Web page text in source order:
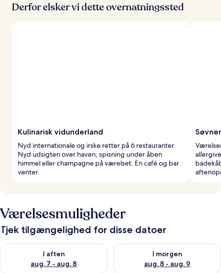
Derfor elsker vi dette overnatningssted
Kulinarisk vidunderland
Nyd internationale og irske retter på 6 restauranter.
Nyd udsigten over haven, spisning under åben
himmel eller champagne på værelset. En café og bar
venter.
Værelsesmuligheder
Tjek tilgængelighed for disse datoer
I aften
aug. 7 - aug. 8
Tjek tilgængelighed for i aften aug. 7 - aug. 8
I morgen
aug. 8 - aug. 9
Tjek tilgængelighed for i